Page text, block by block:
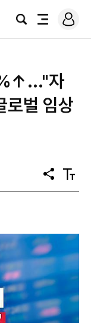
검
전
로
그
자
로벌 임상
공
유
텍
스